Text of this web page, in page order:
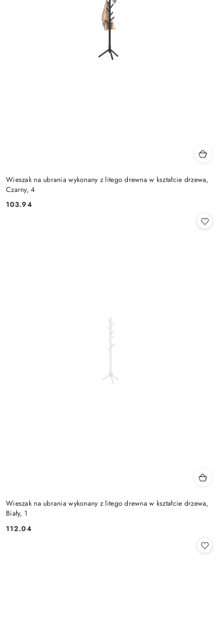
Wieszak na ubrania wykonany z litego drewna w kształcie drzewa,
Czarny, 4
Cena:
103.94
Wieszak na ubrania wykonany z litego drewna w kształcie drzewa,
Biały, 1
Cena:
112.04